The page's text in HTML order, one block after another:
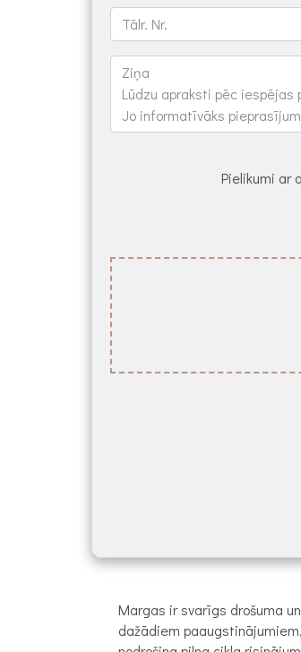
Pielikumi ar
Margas ir svarīgs drošuma
dažādiem